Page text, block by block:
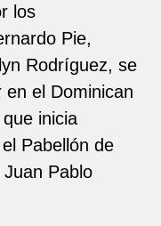
los
Pie,
Rodríguez, se
el Dominican
inicia
Pabellón de
Pablo